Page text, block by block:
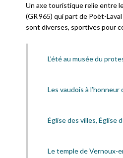
Un axe touristique relie entre
(GR 965) qui part de Poët-
sont diverses, sportives pour
L’été au musée du
Les vaudois à
Église des villes, Église
Le temple de Vernoux-